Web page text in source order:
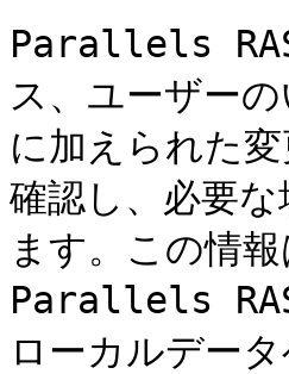
Parallels RAS
ス、ユーザー
に加えられた
確認し、必要
ます。この情
Parallels RAS
ローカルデー